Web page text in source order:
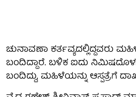
ಚುನಾವಣಾ ಕರ್ತವ್ಯದಲ್ಲಿದ್ದವರು
ಬಂದಿದ್ದಾರೆ. ಬಳಿಕ ಐದು ನಿಮಿಷದೊಳಗೆ
ಬಂದಿದ್ದು, ಮಹಿಳೆಯನ್ನು ಆಸ್ಪತ್ರೆಗೆ